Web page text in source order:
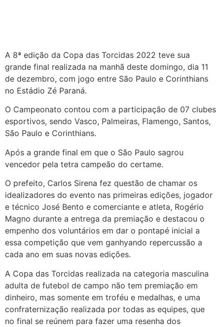
A 8ª edição da Copa das Torcidas 2022 teve sua
grande final realizada na manhã deste domingo, dia 11
de dezembro, com jogo entre São Paulo e Corinthians
no Estádio Zé Paraná.
O Campeonato contou com a participação de 07 clubes
esportivos, sendo Vasco, Palmeiras, Flamengo, Santos,
São Paulo e Corinthians.
Após a grande final em que o São Paulo sagrou
vencedor pela tetra campeão do certame.
O prefeito, Carlos Sirena fez questão de chamar os
idealizadores do evento nas primeiras edições, jogador
e técnico José Bento e comerciante e atleta, Rogério
Magno durante a entrega da premiação e destacou o
empenho dos voluntários em dar o pontapé inicial a
essa competição que vem ganhyando repercussão a
cada ano em suas novas edições.
A Copa das Torcidas realizada na categoria masculina
adulta de futebol de campo não tem premiação em
dinheiro, mas somente em troféu e medalhas, e uma
confraternização realizada por todas as equipes, que
no final se reúnem para fazer uma resenha dos